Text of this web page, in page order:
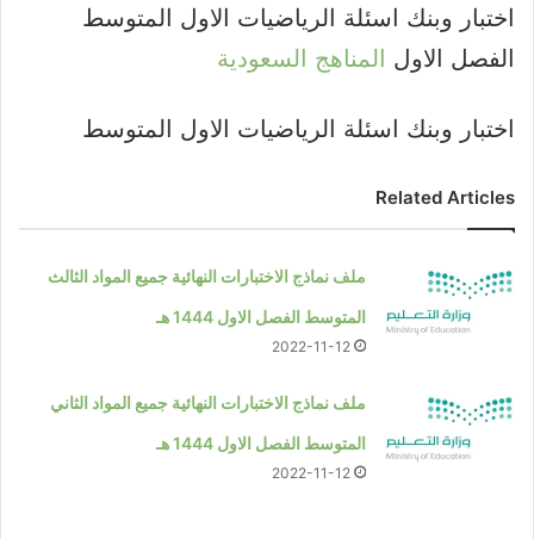
اختبار وبنك اسئلة الرياضيات الاول المتوسط
الفصل الاول المناهج السعودية
اختبار وبنك اسئلة الرياضيات الاول المتوسط
Related Articles
ملف نماذج الاختبارات النهائية جميع المواد الثالث
المتوسط الفصل الاول 1444 هـ
2022-11-12
ملف نماذج الاختبارات النهائية جميع المواد الثاني
المتوسط الفصل الاول 1444 هـ
2022-11-12